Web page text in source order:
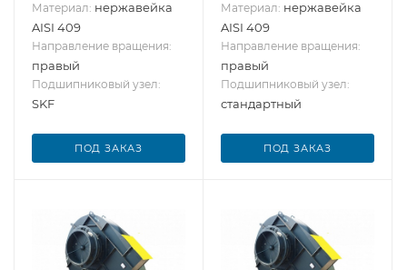
Материал: нержавейка
AISI 409
Направление вращения:
правый
Подшипниковый узел:
SKF
ПОД ЗАКАЗ
Материал: нержавейка
AISI 409
Направление вращения:
правый
Подшипниковый узел:
стандартный
ПОД ЗАКАЗ